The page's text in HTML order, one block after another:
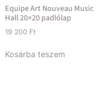
Equipe Art Nouveau Music
Hall 20×20 padlólap
19 200 Ft
Kosárba teszem